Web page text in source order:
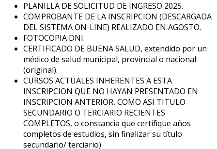
PLANILLA DE SOLICITUD DE INGRESO 2025.
COMPROBANTE DE LA INSCRIPCION (DESCARGADA
DEL SISTEMA ON-LINE) REALIZADO EN AGOSTO.
FOTOCOPIA DNI.
CERTIFICADO DE BUENA SALUD, extendido por un
médico de salud municipal, provincial o nacional
(original).
CURSOS ACTUALES INHERENTES A ESTA
INSCRIPCION QUE NO HAYAN PRESENTADO EN
INSCRIPCION ANTERIOR, COMO ASI TITULO
SECUNDARIO O TERCIARIO RECIENTES
COMPLETOS, o constancia que certifique años
completos de estudios, sin finalizar su título
secundario/ terciario)